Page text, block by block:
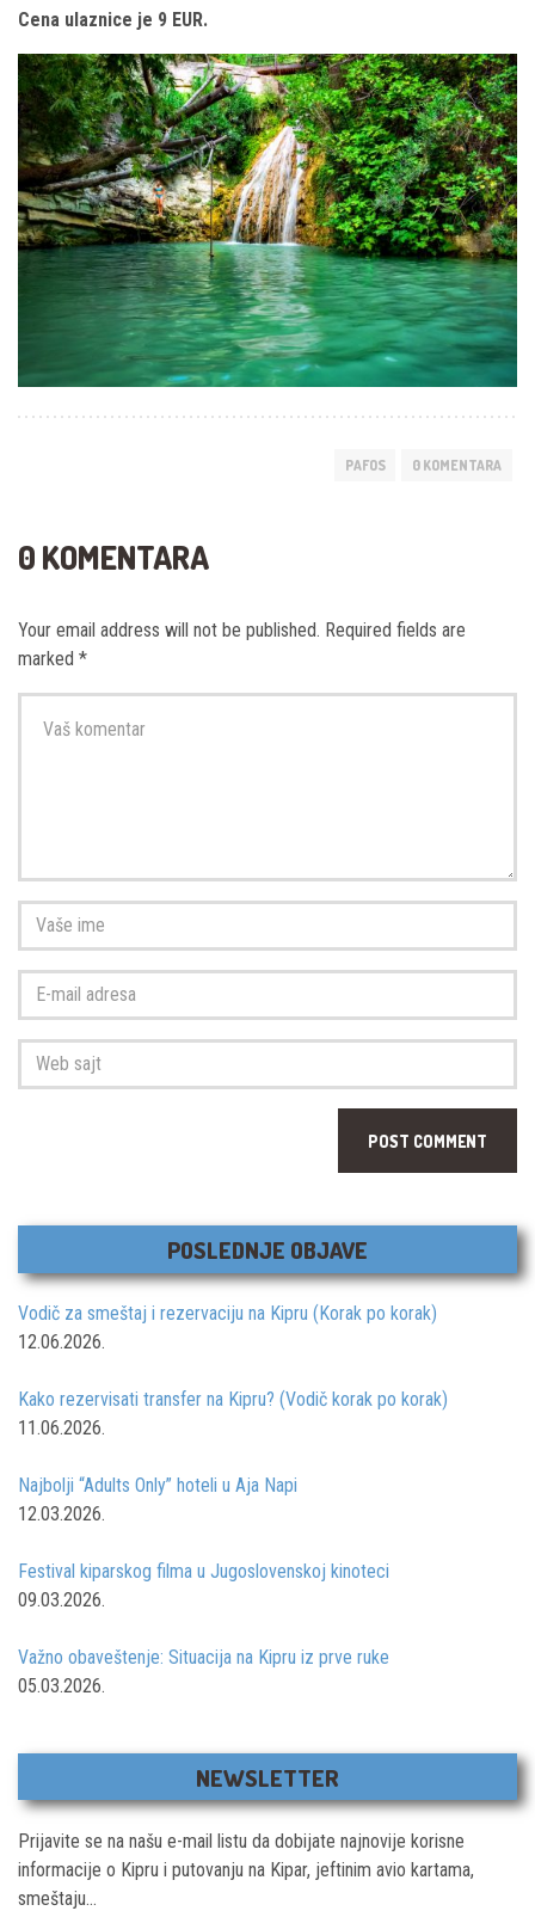
Cena ulaznice je 9 EUR.
PAFOS 0 KOMENTARA
0 KOMENTARA
Your email address will not be published. Required fields are
marked *
komentar*
Vaše
ime*
mail
adresa*
Web
sajt
POSLEDNJE OBJAVE
Vodič za smeštaj i rezervaciju na Kipru (Korak po korak)
12.06.2026.
Kako rezervisati transfer na Kipru? (Vodič korak po korak)
11.06.2026.
Najbolji “Adults Only” hoteli u Aja Napi
12.03.2026.
Festival kiparskog filma u Jugoslovenskoj kinoteci
09.03.2026.
Važno obaveštenje: Situacija na Kipru iz prve ruke
05.03.2026.
NEWSLETTER
Prijavite se na našu e-mail listu da dobijate najnovije korisne
informacije o Kipru i putovanju na Kipar, jeftinim avio kartama,
smeštaju...